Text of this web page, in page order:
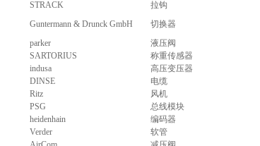
STRACK
拉钩
Guntermann & Drunck GmbH
切换器
parker
液压阀
SARTORIUS
称重传感器
indusa
高压变压器
DINSE
电缆
Ritz
风机
PSG
总线模块
heidenhain
编码器
Verder
软管